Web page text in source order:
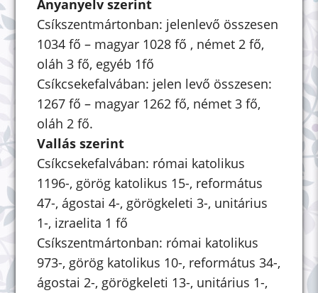
Anyanyelv szerint
Csíkszentmártonban: jelenlevő összesen
1034 fő – magyar 1028 fő , német 2 fő,
oláh 3 fő, egyéb 1fő
Csíkcsekefalvában: jelen levő összesen:
1267 fő – magyar 1262 fő, német 3 fő,
oláh 2 fő.
Vallás szerint
Csíkcsekefalvában: római katolikus
1196-, görög katolikus 15-, református
47-, ágostai 4-, görögkeleti 3-, unitárius
1-, izraelita 1 fő
Csíkszentmártonban: római katolikus
973-, görög katolikus 10-, református 34-,
ágostai 2-, görögkeleti 13-, unitárius 1-,